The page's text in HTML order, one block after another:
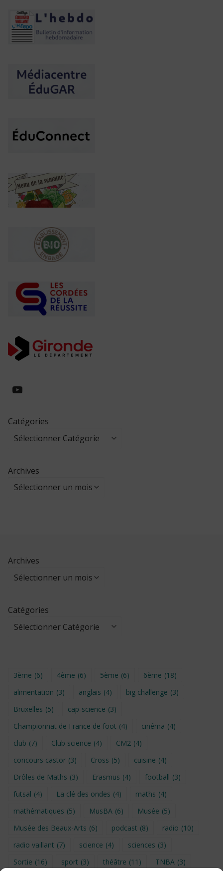
https://www.youtube.com/
Catégories
Archives
Archives
Catégories
3ème (6) 4ème (6) 5ème (6) 6ème (18)
alimentation (3) anglais (4) big challenge (3)
Bruxelles (5) cap-science (3)
Championnat de France de foot (4) cinéma (4)
club (7) Club science (4) CM2 (4)
concours castor (3) Cross (5) cuisine (4)
Drôles de Maths (3) Erasmus (4) football (3)
futsal (4) La clé des ondes (4) maths (4)
mathématiques (5) MusBA (6) Musée (5)
Musée des Beaux-Arts (6) podcast (8) radio (10)
radio vaillant (7) science (4) sciences (3)
Sortie (16) sport (3) théâtre (11) TNBA (3)